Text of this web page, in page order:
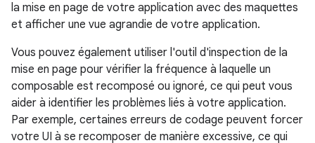
la mise en page de votre application avec des maquettes
et afficher une vue agrandie de votre application.
Vous pouvez également utiliser l'outil d'inspection de la
mise en page pour vérifier la fréquence à laquelle un
composable est recomposé ou ignoré, ce qui peut vous
aider à identifier les problèmes liés à votre application.
Par exemple, certaines erreurs de codage peuvent forcer
votre UI à se recomposer de manière excessive, ce qui